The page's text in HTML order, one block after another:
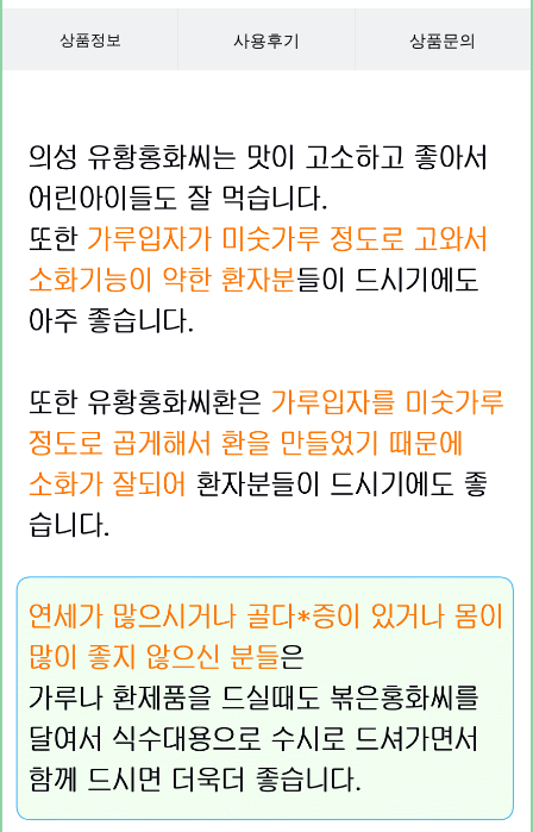
상품정보 사용후기 상품문의